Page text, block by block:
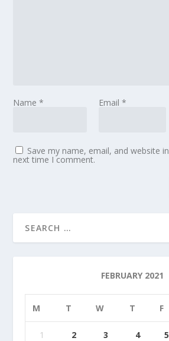
Name* Email *
Save my name, email, and website
next time I comment.
FEBRUARY 2021
M T W T F
1 2 3 4 5